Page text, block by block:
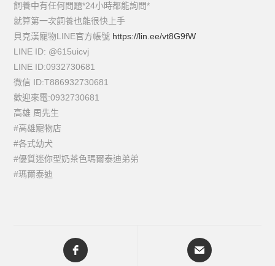
飼養中有任何問題*24小時都能詢問*
就算第一次飼養也能很快上手
貝克漢寵物LINE官方帳號 https://lin.ee/vt8G9fW
LINE ID: @615uicvj
LINE ID:0932730681
微信 ID:T886932730681
歡迎來電:0932730681
高雄 周先生
#高雄寵物店
#各式幼犬
#優質迷你型奶茶色瑪爾泰迪弟弟
#瑪爾泰迪